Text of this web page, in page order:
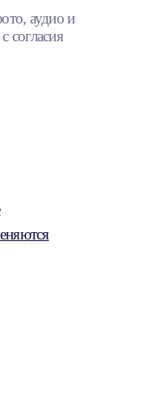
аудио и
согласия